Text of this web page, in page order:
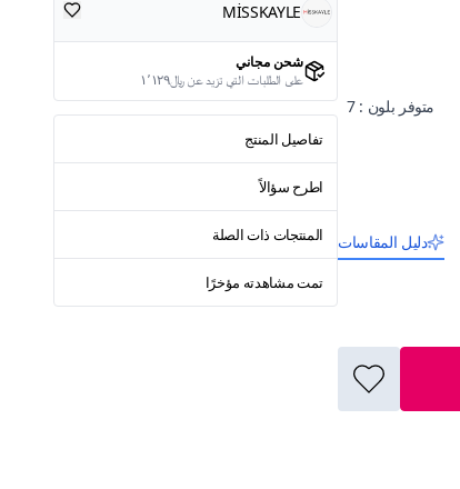
متوفر بلون : 7
دليل المقاسات
MİSSKAYLE
شحن مجاني
على الطلبات التي تزيد عن ﷼١٬١٢٩
تفاصيل المنتج
اطرح سؤالاً
المنتجات ذات الصلة
تمت مشاهدته مؤخرًا